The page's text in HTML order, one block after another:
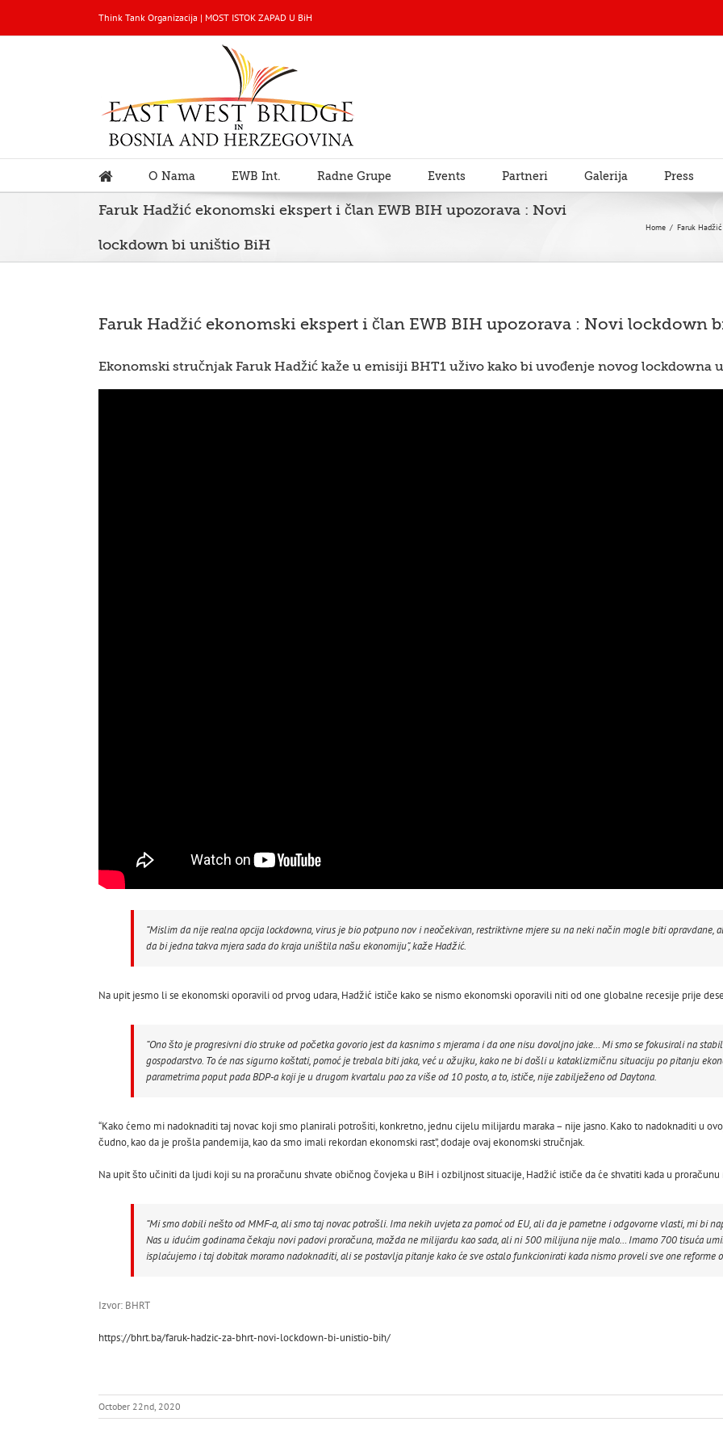
Think Tank Organizacija | MOST ISTOK ZAPAD U BiH
O Nama EWB Int. Radne Grupe Events Partneri Galerija Press
Faruk Hadžić ekonomski ekspert i član EWB BIH upozorava : Novi
lockdown bi uništio BiH
Home / Faruk
Faruk Hadžić ekonomski ekspert i član EWB BIH upozorava : Novi lockdown
Ekonomski stručnjak Faruk Hadžić kaže u emisiji BHT1 uživo kako bi uvođenje novog
“Mislim da nije realna opcija lockdowna, virus je bio potpuno nov i neočekivan, restriktivne mjere su na neki način mogle biti opravdane,
da bi jedna takva mjera sada do kraja uništila našu ekonomiju”, kaže Hadžić.
Na upit jesmo li se ekonomski oporavili od prvog udara, Hadžić ističe kako se nismo ekonomski oporavili niti od one globalne recesije prije
“Ono što je progresivni dio struke od početka govorio jest da kasnimo s mjerama i da one nisu dovoljno jake… Mi smo se fokusirali na
gospodarstvo. To će nas sigurno koštati, pomoć je trebala biti jaka, već u ožujku, kako ne bi došli u kataklizmičnu situaciju po pitanju
parametrima poput pada BDP-a koji je u drugom kvartalu pao za više od 10 posto, a to, ističe, nije zabilježeno od Daytona.
“Kako ćemo mi nadoknaditi taj novac koji smo planirali potrošiti, konkretno, jednu cijelu milijardu maraka – nije jasno. Kako to nadoknaditi u
čudno, kao da je prošla pandemija, kao da smo imali rekordan ekonomski rast”, dodaje ovaj ekonomski stručnjak.
Na upit što učiniti da ljudi koji su na proračunu shvate običnog čovjeka u BiH i ozbiljnost situacije, Hadžić ističe da će shvatiti kada u
“Mi smo dobili nešto od MMF-a, ali smo taj novac potrošli. Ima nekih uvjeta za pomoć od EU, ali da je pametne i odgovorne vlasti, mi bi
Nas u idućim godinama čekaju novi padovi proračuna, možda ne milijardu kao sada, ali ni 500 milijuna nije malo… Imamo 700 tisuća
isplaćujemo i taj dobitak moramo nadoknaditi, ali se postavlja pitanje kako će sve ostalo funkcionirati kada nismo proveli sve one reforme
Izvor: BHRT
https://bhrt.ba/faruk-hadzic-za-bhrt-novi-lockdown-bi-unistio-bih/
October 22nd, 2020